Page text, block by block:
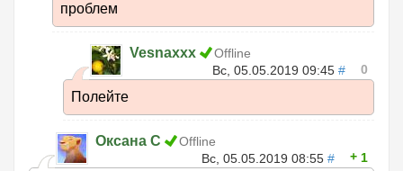
проблем
Vesnaxxx
Offline
Вс, 05.05.2019 09:45 # 0
Полейте
Оксана С
Offline
Вс, 05.05.2019 08:55 # 1